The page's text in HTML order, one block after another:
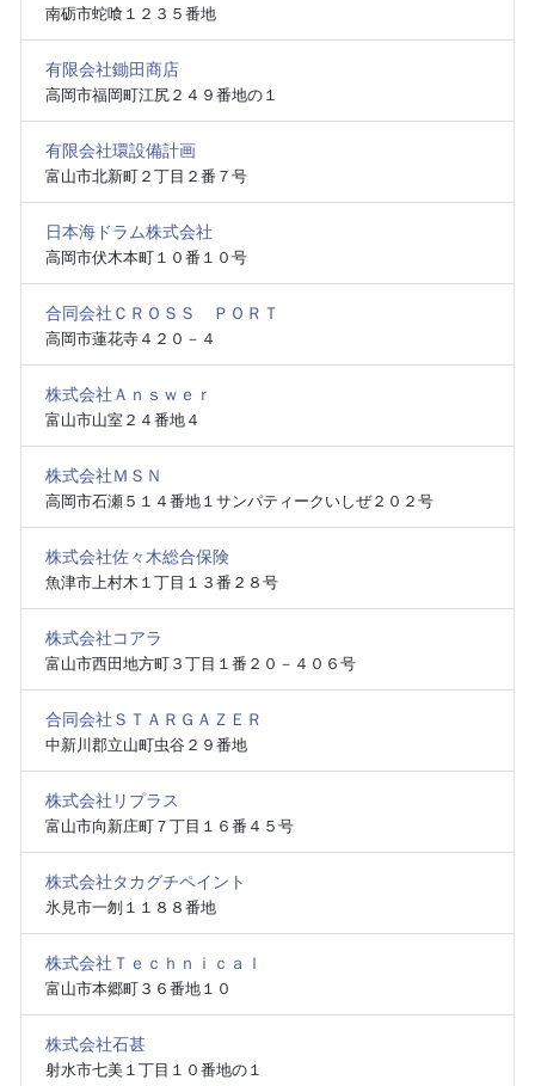
南砺市蛇喰１２３５番地
有限会社鋤田商店
高岡市福岡町江尻２４９番地の１
有限会社環設備計画
富山市北新町２丁目２番７号
日本海ドラム株式会社
高岡市伏木本町１０番１０号
合同会社ＣＲＯＳＳ ＰＯＲＴ
高岡市蓮花寺４２０－４
株式会社Ａｎｓｗｅｒ
富山市山室２４番地４
株式会社ＭＳＮ
高岡市石瀬５１４番地１サンパティークいしぜ２０２号
株式会社佐々木総合保険
魚津市上村木１丁目１３番２８号
株式会社コアラ
富山市西田地方町３丁目１番２０－４０６号
合同会社ＳＴＡＲＧＡＺＥＲ
中新川郡立山町虫谷２９番地
株式会社リプラス
富山市向新庄町７丁目１６番４５号
株式会社タカグチペイント
氷見市一刎１１８８番地
株式会社Ｔｅｃｈｎｉｃａｌ
富山市本郷町３６番地１０
株式会社石甚
射水市七美１丁目１０番地の１